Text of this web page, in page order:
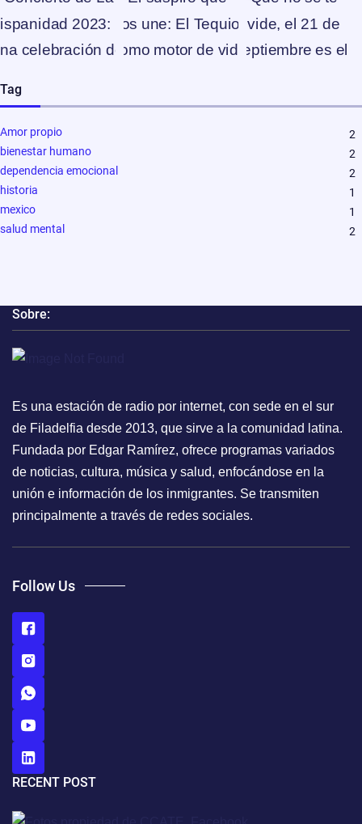
Tag
Amor propio
2
bienestar humano
2
dependencia emocional
2
historia
1
mexico
1
salud mental
2
Sobre:
Es una estación de radio por internet, con sede en el sur
de Filadelfia desde 2013, que sirve a la comunidad latina.
Fundada por Edgar Ramírez, ofrece programas variados
de noticias, cultura, música y salud, enfocándose en la
unión e información de los inmigrantes. Se transmiten
principalmente a través de redes sociales.
Follow Us
RECENT POST